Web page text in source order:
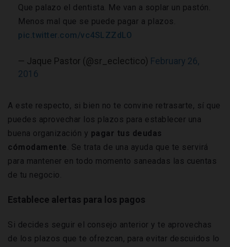
Que palazo el dentista. Me van a soplar un pastón.
Menos mal que se puede pagar a plazos.
pic.twitter.com/vc4SLZZdLO
— Jaque Pastor (@sr_eclectico) February 26,
2016
A este respecto, si bien no te convine retrasarte, sí que
puedes aprovechar los plazos para establecer una
buena organización y pagar tus deudas
cómodamente. Se trata de una ayuda que te servirá
para mantener en todo momento saneadas las cuentas
de tu negocio.
Establece alertas para los pagos
Si decides seguir el consejo anterior y te aprovechas
de los plazos que te ofrezcan, para evitar descuidos lo